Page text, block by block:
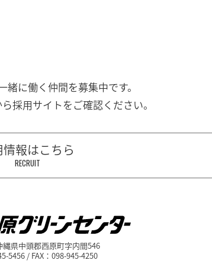
緒に働く 仲間を募集中です。
採用サイトをご確認ください。
報はこちら
RECRUIT
縄県中頭郡西原町字内間546
5456 / FAX：098-945-4250